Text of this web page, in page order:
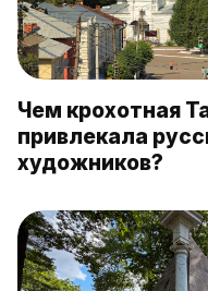
Чем крохотная
привлекала
художников?